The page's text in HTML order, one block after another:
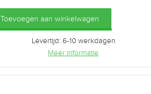
Toevoegen aan winkelwagen
Levertijd: 6-10 werkdagen
Meer informatie